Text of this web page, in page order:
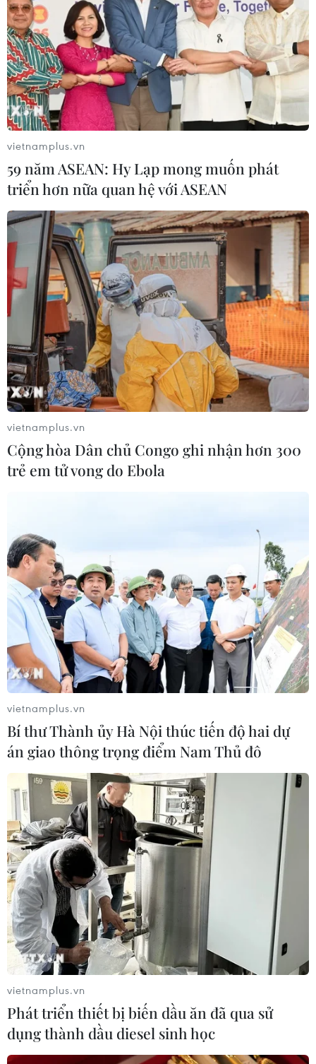
vietnamplus.vn
59 năm ASEAN: Hy Lạp mong muốn phát
triển hơn nữa quan hệ với ASEAN
vietnamplus.vn
Cộng hòa Dân chủ Congo ghi nhận hơn 300
trẻ em tử vong do Ebola
vietnamplus.vn
Bí thư Thành ủy Hà Nội thúc tiến độ hai dự
án giao thông trọng điểm Nam Thủ đô
vietnamplus.vn
Phát triển thiết bị biến dầu ăn đã qua sử
dụng thành dầu diesel sinh học